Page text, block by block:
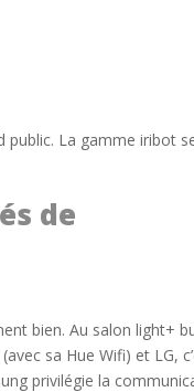
La gamme iribot
de
bien. Au salon light+
sa Hue Wifi) et LG,
privilégie la